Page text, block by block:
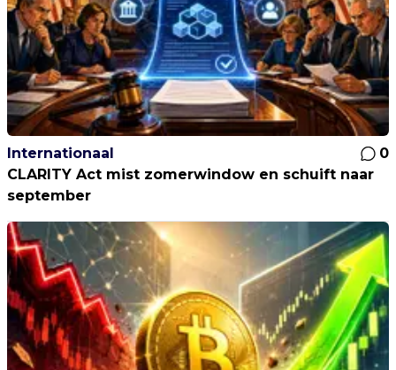
Internationaal
0
CLARITY Act mist zomerwindow en schuift naar
september